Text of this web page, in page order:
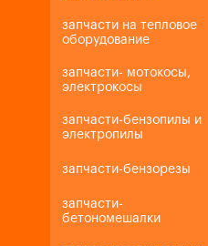
запчасти на тепловое
оборудование
запчасти- мотокосы,
электрокосы
запчасти-бензопилы и
электропилы
запчасти-бензорезы
запчасти-
бетономешалки